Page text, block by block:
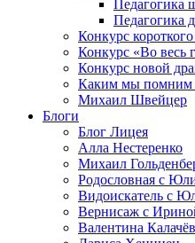
Педагогика
Педагогика
Конкурс короткого
Конкурс «Во весь
Конкурс новой
Каким мы помним
Михаил Швейцер
Блоги
Блог Лицея
Алла Нестеренко
Михаил
Родословная с
Видоискатель с
Вернисаж с
Валентина